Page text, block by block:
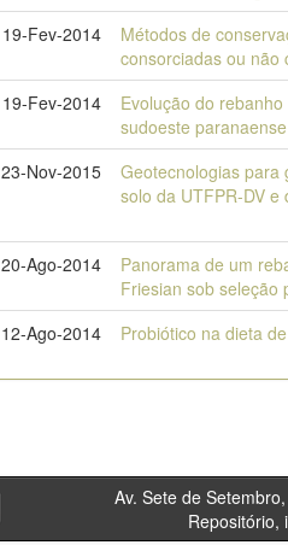
19-Fev-2014
Métodos de
consorciadas ou não
19-Fev-2014
Evolução do
sudoeste paranaense
23-Nov-2015
Geotecnologias para
solo da UTFPR-DV e
20-Ago-2014
Panorama de um
Friesian sob seleção
12-Ago-2014 Probiótico na dieta
Av. Sete de Setembro,
Repositório,